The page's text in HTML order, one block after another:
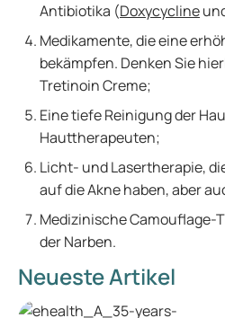
Antibiotika (Doxycycline
Medikamente, die eine
bekämpfen. Denken Sie
Tretinoin Creme;
Eine tiefe Reinigung der
Hauttherapeuten;
Licht- und Lasertherapie,
auf die Akne haben, aber
Medizinische Camouflage-
der Narben.
Neueste Artikel